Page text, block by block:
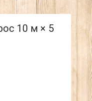
10 м × 5